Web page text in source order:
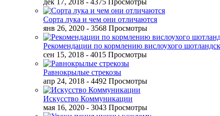
дек 17, 2018 - 4375 Просмотры
Сорта лука и чем они отличаются
янв 26, 2020 - 3568 Просмотры
Рекомендации по кормлению вислоухого
сен 15, 2018 - 4015 Просмотры
Равнокрылые стрекозы
апр 24, 2018 - 4492 Просмотры
Искусство Коммуникации
мая 16, 2020 - 3043 Просмотры